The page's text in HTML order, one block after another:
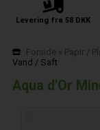
Levering fra 58 DKK
Forside» Papir /
Vand / Saft
Aqua d'Or